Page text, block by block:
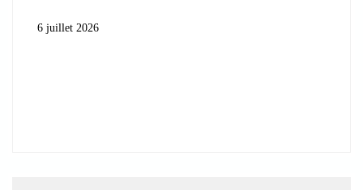
6 juillet 2026